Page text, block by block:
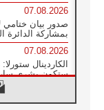
07.08.2026
صدور بيان
بمشاركة الدائرة
07.08.2026
الكاردينال
ستكون بشرى سارة
الفاتيكان يعلن